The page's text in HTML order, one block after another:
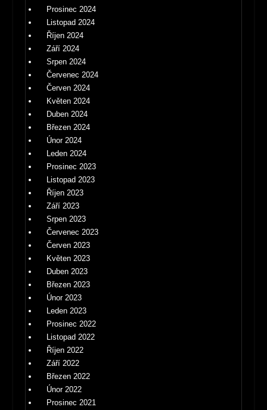
Prosinec 2024
Listopad 2024
Říjen 2024
Září 2024
Srpen 2024
Červenec 2024
Červen 2024
Květen 2024
Duben 2024
Březen 2024
Únor 2024
Leden 2024
Prosinec 2023
Listopad 2023
Říjen 2023
Září 2023
Srpen 2023
Červenec 2023
Červen 2023
Květen 2023
Duben 2023
Březen 2023
Únor 2023
Leden 2023
Prosinec 2022
Listopad 2022
Říjen 2022
Září 2022
Březen 2022
Únor 2022
Prosinec 2021